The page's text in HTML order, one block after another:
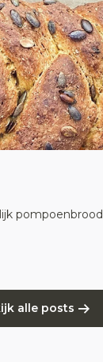
pompoenbrood
alle posts